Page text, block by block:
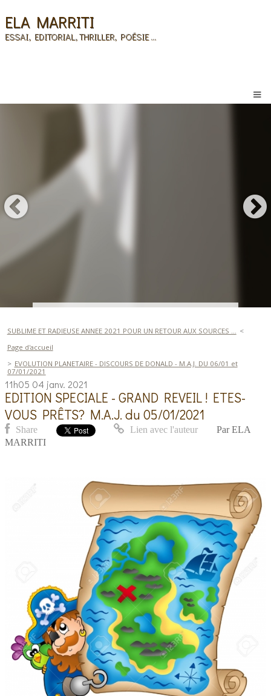
ELA MARRITI
ESSAI, EDITORIAL, THRILLER, POÉSIE ...
SUBLIME ET RADIEUSE ANNEE 2021 POUR UN RETOUR AUX SOURCES ...
Page d'accueil
EVOLUTION PLANETAIRE - DISCOURS DE DONALD - M.A.J. DU 06/01 et
07/01/2021
11h05 04 janv. 2021
EDITION SPECIALE - GRAND REVEIL ! ETES-
VOUS PRÊTS? M.A.J. du 05/01/2021
Share Lien avec l'auteur Par ELA
MARRITI